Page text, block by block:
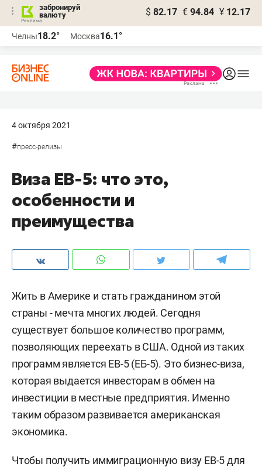
забронируй
валюту
$ 82.17 € 94.84 ¥ 12.17
Челны18.2° Москва16.1°
4 октября 2021
#пресс-релизы
Виза EB-5: что это,
особенности и
преимущества
Жить в Америке и стать гражданином этой
страны - мечта многих людей. Сегодня
существует большое количество программ,
позволяющих переехать в США. Одной из таких
программ является EB-5 (ЕБ-5). Это бизнес-виза,
которая выдается инвесторам в обмен на
инвестиции в местные предприятия. Именно
таким образом развивается американская
экономика.
Чтобы получить иммиграционную визу EB-5для